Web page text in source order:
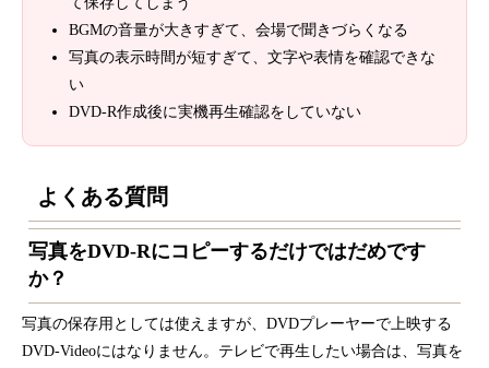
BGMの音量が大きすぎて、会場で聞きづらくなる
写真の表示時間が短すぎて、文字や表情を確認できな
い
DVD-R作成後に実機再生確認をしていない
よくある質問
写真をDVD-Rにコピーするだけではだめです
か？
写真の保存用としては使えますが、DVDプレーヤーで上映する
DVD-Videoにはなりません。テレビで再生したい場合は、写真を